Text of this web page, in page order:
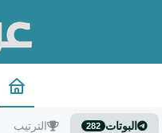
البوتات 282 الترتيب